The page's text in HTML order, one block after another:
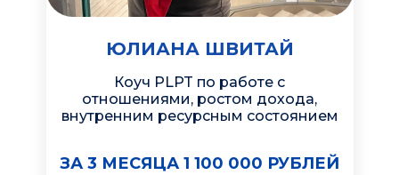
ЮЛИАНА ШВИТАЙ
Коуч PLPT по работе с
отношениями, ростом дохода,
внутренним ресурсным состоянием
ЗА 3 МЕСЯЦА 1 100 000 РУБЛЕЙ